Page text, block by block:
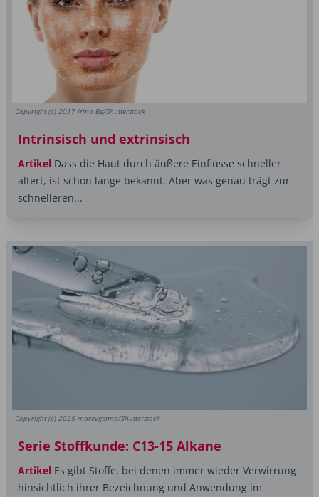
Copyright (c) 2017 Irina Bg/Shutterstock
Intrinsisch und extrinsisch
Artikel Dass die Haut durch äußere Einflüsse schneller
altert, ist schon lange bekannt. Aber was genau trägt zur
schnelleren...
Copyright (c) 2025 marevgenna/Shutterstock
Serie Stoffkunde: C13-15 Alkane
Artikel Es gibt Stoffe, bei denen immer wieder Verwirrung
hinsichtlich ihrer Bezeichnung und Anwendung im